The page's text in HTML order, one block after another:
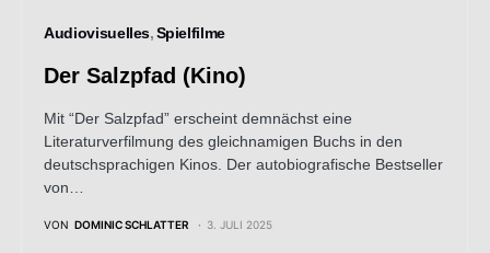
Audiovisuelles Spielfilme
Der Salzpfad (Kino)
Mit “Der Salzpfad” erscheint demnächst eine
Literaturverfilmung des gleichnamigen Buchs in den
deutschsprachigen Kinos. Der autobiografische Bestseller
von…
VON DOMINIC SCHLATTER 3. JULI 2025